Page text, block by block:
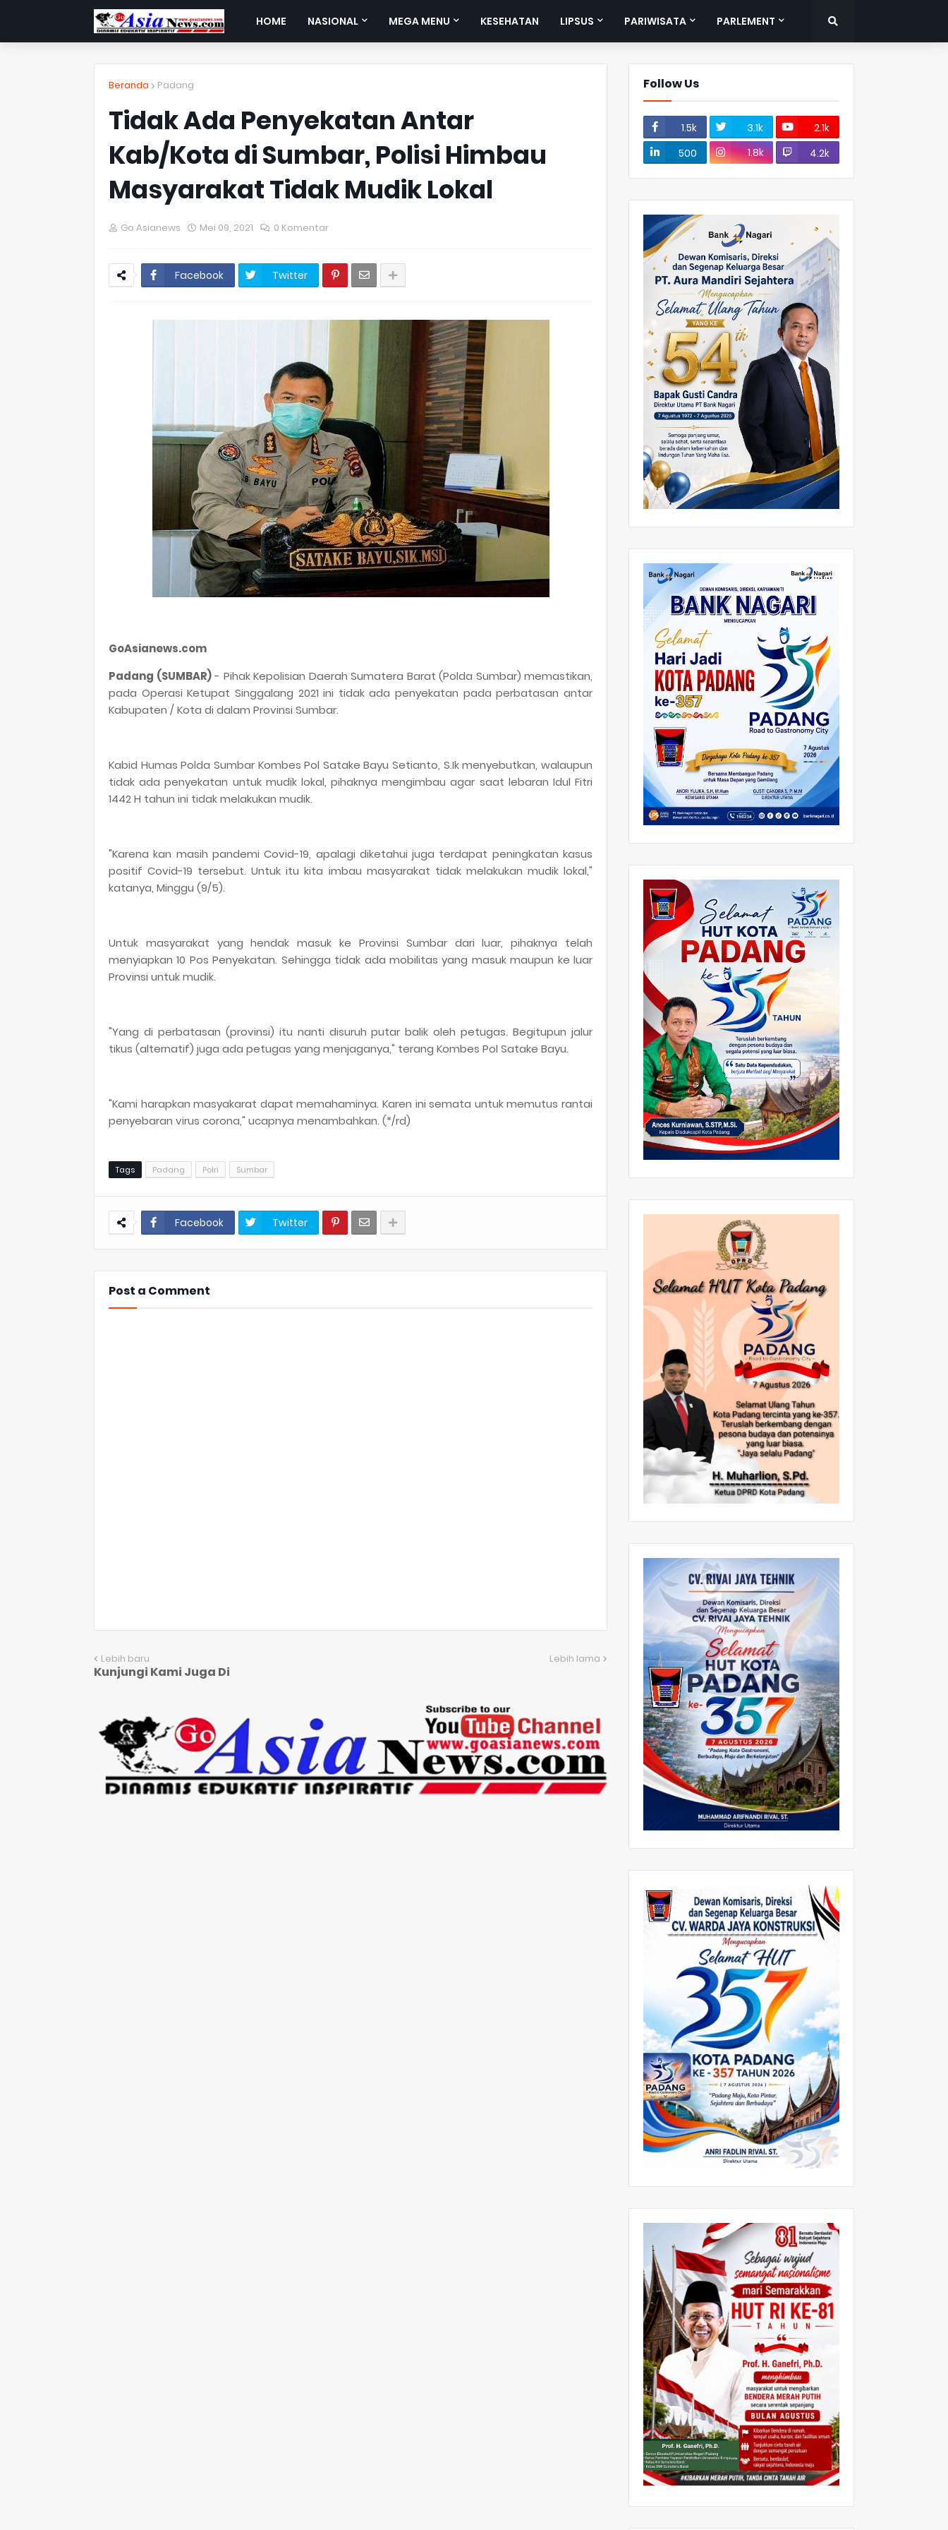
HOME NASIONAL MEGA MENU KESEHATAN LIPSUS PARIWISATA PARLEMENT
Beranda Padang
Tidak Ada Penyekatan Antar
Kab/Kota di Sumbar, Polisi Himbau
Masyarakat Tidak Mudik Lokal
Go Asianews Mei 09, 2021 0 Komentar
Facebook Twitter
GoAsianews.com
Padang (SUMBAR)- Pihak Kepolisian Daerah Sumatera Barat (Polda Sumbar) memastikan,
pada Operasi Ketupat Singgalang 2021 ini tidak ada penyekatan pada perbatasan antar
Kabupaten / Kota di dalam Provinsi Sumbar.
Kabid Humas Polda Sumbar Kombes Pol Satake Bayu Setianto, S.Ik menyebutkan, walaupun
tidak ada penyekatan untuk mudik lokal, pihaknya mengimbau agar saat lebaran Idul Fitri
1442 H tahun ini tidak melakukan mudik.
"Karena kan masih pandemi Covid-19, apalagi diketahui juga terdapat peningkatan kasus
positif Covid-19 tersebut. Untuk itu kita imbau masyarakat tidak melakukan mudik lokal,"
katanya, Minggu (9/5).
Untuk masyarakat yang hendak masuk ke Provinsi Sumbar dari luar, pihaknya telah
menyiapkan 10 Pos Penyekatan. Sehingga tidak ada mobilitas yang masuk maupun ke luar
Provinsi untuk mudik.
"Yang di perbatasan (provinsi) itu nanti disuruh putar balik oleh petugas. Begitupun jalur
tikus (alternatif) juga ada petugas yang menjaganya," terang Kombes Pol Satake Bayu.
"Kami harapkan masyakarat dapat memahaminya. Karen ini semata untuk memutus rantai
penyebaran virus corona," ucapnya menambahkan. (*/rd)
Tags Padang Polri Sumbar
Facebook Twitter
Post a Comment
Lebih baru Lebih lama
Kunjungi Kami Juga Di
Follow Us
1.5k 3.1k
2.1k
500
1.8k 4.2k